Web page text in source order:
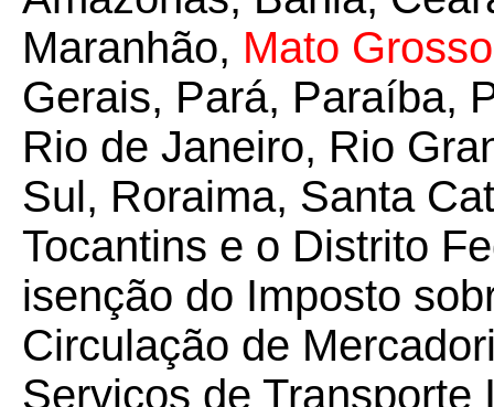
Maranhão, Mato Grosso
Gerais, Pará, Paraíba,
Rio de Janeiro, Rio
Sul, Roraima, Santa
Tocantins e o Distrito
isenção do Imposto
Circulação de
Serviços de